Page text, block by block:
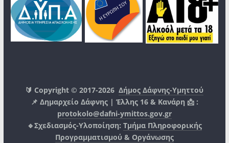
🔰 Copyright © 2017-2026Δήμος Δάφνης-Υμηττού
📌 Δημαρχείο Δάφνης | Έλλης 16 & Κανάρη 📩 :
protokolo@dafni-ymittos.gov.gr
🔹Σχεδιασμός-Υλοποίηση: Τμήμα Πληροφορικής
Προγραμματισμού & Οργάνωσης